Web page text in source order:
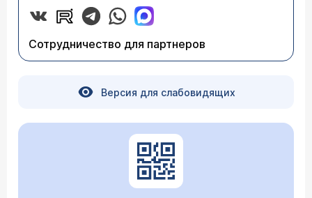
Сотрудничество для партнеров
Версия для слабовидящих